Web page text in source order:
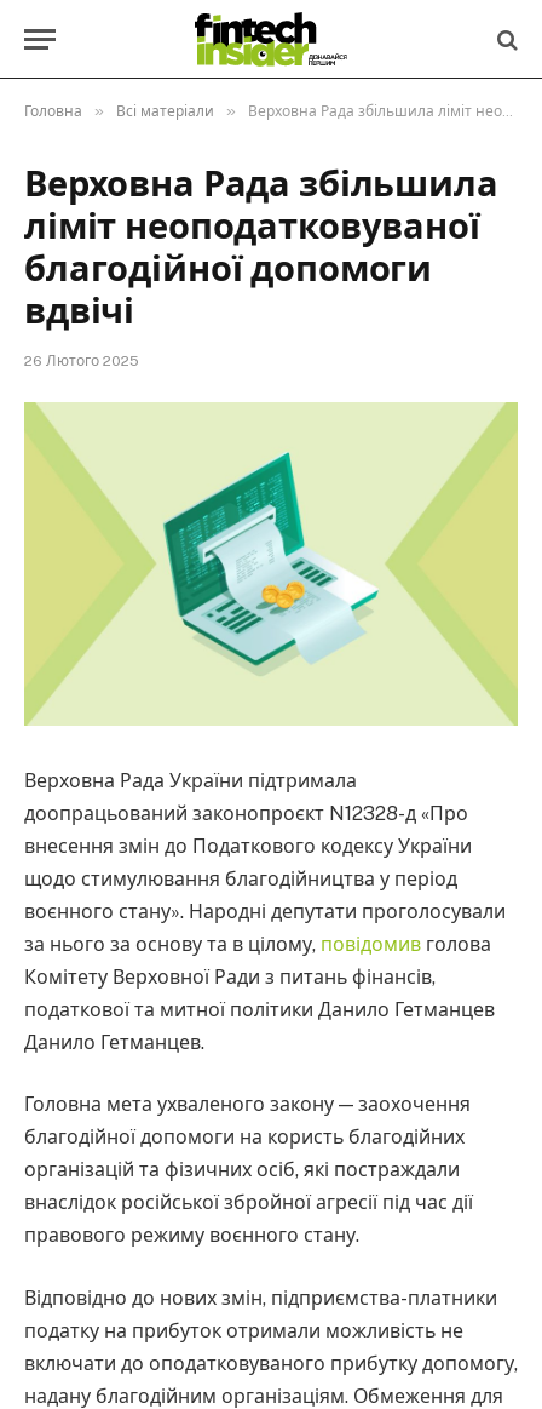
Головна » Всі матеріали » Верховна Рада збільшила ліміт неоподатковуваної благодійної допомоги вдвічі
Верховна Рада збільшила
ліміт неоподатковуваної
благодійної допомоги
вдвічі
26 Лютого 2025
Верховна Рада України підтримала
доопрацьований законопроєкт N12328-д «Про
внесення змін до Податкового кодексу України
щодо стимулювання благодійництва у період
воєнного стану». Народні депутати проголосували
за нього за основу та в цілому, повідомив голова
Комітету Верховної Ради з питань фінансів,
податкової та митної політики Данило Гетманцев
Данило Гетманцев.
Головна мета ухваленого закону — заохочення
благодійної допомоги на користь благодійних
організацій та фізичних осіб, які постраждали
внаслідок російської збройної агресії під час дії
правового режиму воєнного стану.
Відповідно до нових змін, підприємства-платники
податку на прибуток отримали можливість не
включати до оподатковуваного прибутку допомогу,
надану благодійним організаціям. Обмеження для